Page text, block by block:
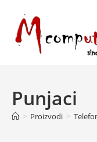
content
Punjaci
> Proizvodi >